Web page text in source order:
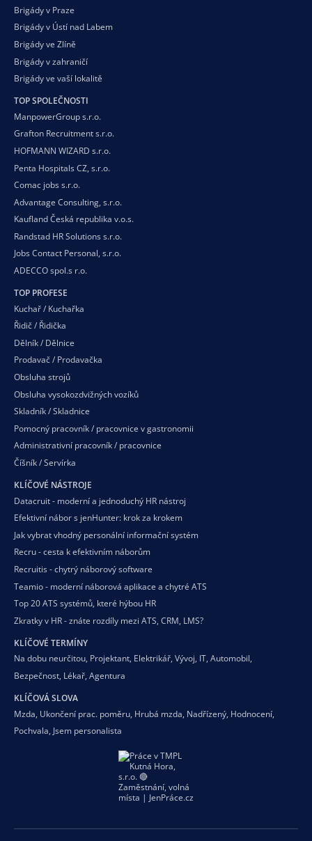
Brigády v Praze
Brigády v Ústí nad Labem
Brigády ve Zlíně
Brigády v zahraničí
Brigády ve vaší lokalitě
TOP SPOLEČNOSTI
ManpowerGroup s.r.o.
Grafton Recruitment s.r.o.
HOFMANN WIZARD s.r.o.
Penta Hospitals CZ, s.r.o.
Comac jobs s.r.o.
Advantage Consulting, s.r.o.
Kaufland Česká republika v.o.s.
Randstad HR Solutions s.r.o.
Jobs Contact Personal, s.r.o.
ADECCO spol.s r.o.
TOP PROFESE
Kuchař / Kuchařka
Řidič / Řidička
Dělník / Dělnice
Prodavač / Prodavačka
Obsluha strojů
Obsluha vysokozdvižných vozíků
Skladník / Skladnice
Pomocný pracovník / pracovnice v gastronomii
Administrativní pracovník / pracovnice
Číšník / Servírka
KLÍČOVÉ NÁSTROJE
Datacruit - moderní a jednoduchý HR nástroj
Efektivní nábor s jenHunter: krok za krokem
Jak vybrat vhodný personální informační systém
Recru - cesta k efektivním náborům
Recruitis - chytrý náborový software
Teamio - moderní náborová aplikace a chytré ATS
Top 20 ATS systémů, které hýbou HR
Zkratky v HR - znáte rozdíly mezi ATS, CRM, LMS?
KLÍČOVÉ TERMÍNY
Na dobu neurčitou, Projektant, Elektrikář, Vývoj, IT, Automobil,
Bezpečnost, Lékař, Agentura
KLÍČOVÁ SLOVA
Mzda, Ukončení prac. poměru, Hrubá mzda, Nadřízený, Hodnocení,
Pochvala, Jsem personalista